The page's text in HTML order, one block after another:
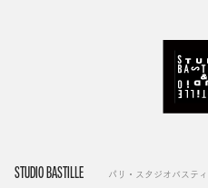
STUDIO BASTILLE パリ・スタジオバステ